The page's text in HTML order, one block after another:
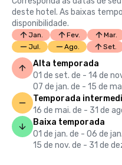
deste hotel. As baixas
disponibilidade.
Jan. Fev. Mar.
Jul.
Ago. Set.
Alta temporada
01 de set. de - 14 de
07 de jan. de - 15 de
Temporada
16 de mai. de - 31 de
Baixa temporada
01 de jan. de - 06 de
15 de nov. de - 31 de